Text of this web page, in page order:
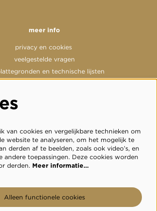
meer info
privacy en cookies
veelgestelde vragen
en technische lijsten
je aan voor de nieuwsbrief
van cookies en vergelijkbare technieken om
website te analyseren, om het mogelijk te
derden af te beelden, zoals ook video’s, en
andere toepassingen. Deze cookies worden
derden. Meer informatie…
Alleen functionele cookies